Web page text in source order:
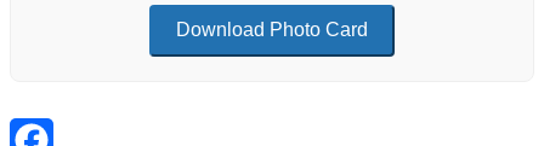
Download Photo Card